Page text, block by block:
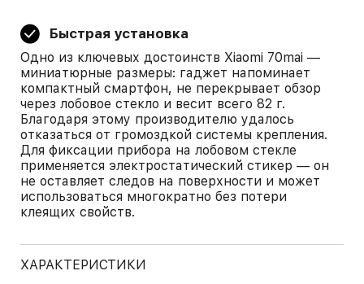
Быстрая установка
Одно из ключевых достоинств Xiaomi 70mai —
миниатюрные размеры: гаджет напоминает
компактный смартфон, не перекрывает обзор
через лобовое стекло и весит всего 82 г.
Благодаря этому производителю удалось
отказаться от громоздкой системы крепления.
Для фиксации прибора на лобовом стекле
применяется электростатический стикер — он
не оставляет следов на поверхности и может
использоваться многократно без потери
клеящих свойств.
ХАРАКТЕРИСТИКИ